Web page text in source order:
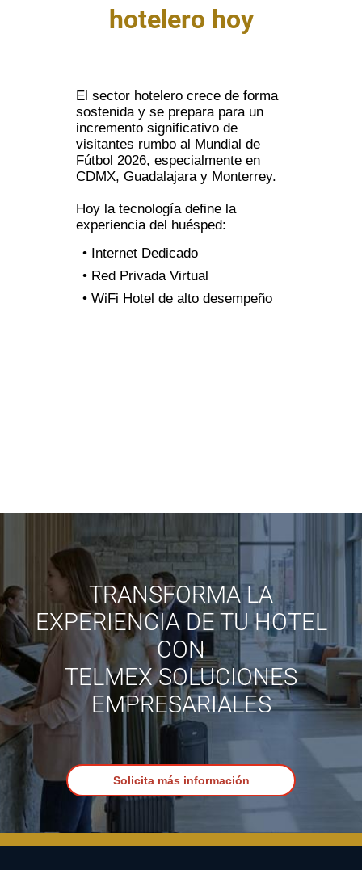
hotelero hoy
El sector hotelero crece de forma
sostenida y se prepara para un
incremento significativo de
visitantes rumbo al Mundial de
Fútbol 2026, especialmente en
CDMX, Guadalajara y Monterrey.
Hoy la tecnología define la
experiencia del huésped:
• Internet Dedicado
• Red Privada Virtual
• WiFi Hotel de alto desempeño
Telmex
Internet Dedicado
Red Privada Virtual
WiFi Hotel de alto desempeño
Colabora Hotel
Centro de Reservaciones
Telefonía y colaboración
Blindaje Hotelero
complementarias
Infraestructura tecnológica
Experiencia Digital del Usuario
Experiencia Inteligente
App Hotelera
Room Service digital
Beneficios
Tu hotel siempre en operación
TRANSFORMA LA
EXPERIENCIA DE TU HOTEL
CON
TELMEX SOLUCIONES
EMPRESARIALES
Solicita más información